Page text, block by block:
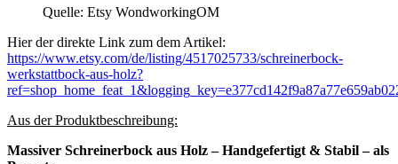
Quelle: Etsy WondworkingOM
Hier der direkte Link zum dem Artikel:
https://www.etsy.com/de/listing/4517025733/schreinerbock-
werkstattbock-aus-holz?
Aus der Produktbeschreibung:
Massiver Schreinerbock aus Holz – Handgefertigt & Stabil – als